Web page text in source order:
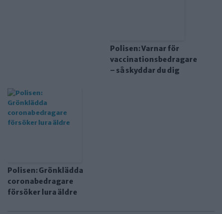
Polisen: Varnar för
vaccinationsbedragare
– så skyddar du dig
Polisen: Grönklädda
coronabedragare
försöker lura äldre